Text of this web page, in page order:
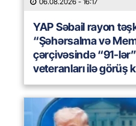
YAP Səbail rayon
“Şəhərsalma və
çərçivəsində “91-
veteranları ilə görüş